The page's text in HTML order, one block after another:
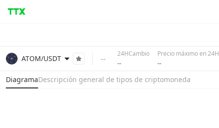
ATOM/USDT --
24HCambio
--
Precio máximo en 24H
--
DiagramaDescripción general de tipos de criptomoneda